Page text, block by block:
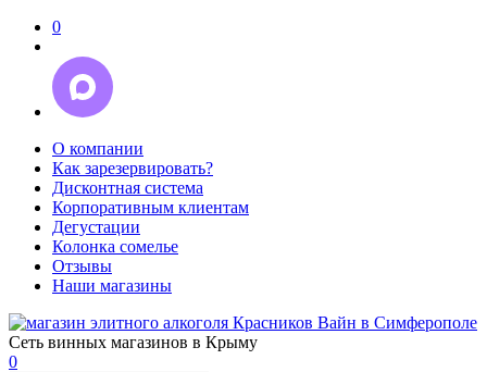
0
О компании
Как зарезервировать?
Дисконтная система
Корпоративным клиентам
Дегустации
Колонка сомелье
Отзывы
Наши магазины
Сеть винных магазинов в Крыму
0